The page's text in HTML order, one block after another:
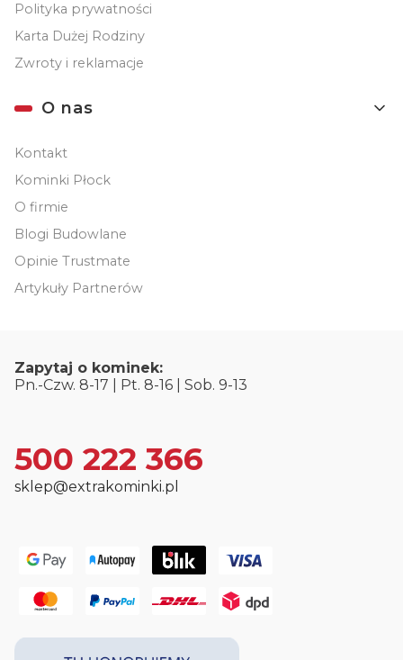
Polityka prywatności
Karta Dużej Rodziny
Zwroty i reklamacje
O nas
Kontakt
Kominki Płock
O firmie
Blogi Budowlane
Opinie Trustmate
Artykuły Partnerów
Zapytaj o kominek:
Pn.-Czw. 8-17 | Pt. 8-16 | Sob. 9-13
500 222 366
sklep@extrakominki.pl